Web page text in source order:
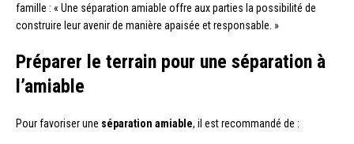
famille : « Une séparation amiable offre aux parties la possibilité de
construire leur avenir de manière apaisée et responsable. »
Préparer le terrain pour une séparation à
l’amiable
Pour favoriser une séparation amiable, il est recommandé de :